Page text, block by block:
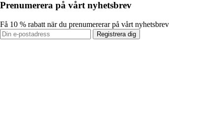
Prenumerera på vårt nyhetsbrev
Få 10 % rabatt när du prenumererar på vårt nyhetsbrev
Registrera dig